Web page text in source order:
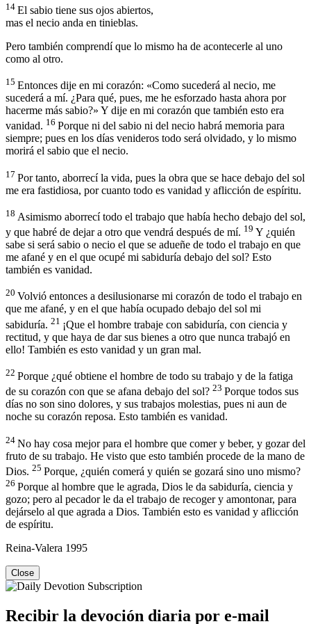
14 El sabio tiene sus ojos abiertos,
mas el necio anda en tinieblas.
Pero también comprendí que lo mismo ha de acontecerle al uno
como al otro.
15 Entonces dije en mi corazón: «Como sucederá al necio, me
sucederá a mí. ¿Para qué, pues, me he esforzado hasta ahora por
hacerme más sabio?» Y dije en mi corazón que también esto era
vanidad. 16 Porque ni del sabio ni del necio habrá memoria para
siempre; pues en los días venideros todo será olvidado, y lo mismo
morirá el sabio que el necio.
17 Por tanto, aborrecí la vida, pues la obra que se hace debajo del sol
me era fastidiosa, por cuanto todo es vanidad y aflicción de espíritu.
18 Asimismo aborrecí todo el trabajo que había hecho debajo del sol,
y que habré de dejar a otro que vendrá después de mí. 19 Y ¿quién
sabe si será sabio o necio el que se adueñe de todo el trabajo en que
me afané y en el que ocupé mi sabiduría debajo del sol? Esto
también es vanidad.
20 Volvió entonces a desilusionarse mi corazón de todo el trabajo en
que me afané, y en el que había ocupado debajo del sol mi
sabiduría. 21 ¡Que el hombre trabaje con sabiduría, con ciencia y
rectitud, y que haya de dar sus bienes a otro que nunca trabajó en
ello! También es esto vanidad y un gran mal.
22 Porque ¿qué obtiene el hombre de todo su trabajo y de la fatiga
de su corazón con que se afana debajo del sol? 23 Porque todos sus
días no son sino dolores, y sus trabajos molestias, pues ni aun de
noche su corazón reposa. Esto también es vanidad.
24 No hay cosa mejor para el hombre que comer y beber, y gozar del
fruto de su trabajo. He visto que esto también procede de la mano de
Dios. 25 Porque, ¿quién comerá y quién se gozará sino uno mismo?
26 Porque al hombre que le agrada, Dios le da sabiduría, ciencia y
gozo; pero al pecador le da el trabajo de recoger y amontonar, para
dejárselo al que agrada a Dios. También esto es vanidad y aflicción
de espíritu.
Reina-Valera 1995
Close
Recibir la devoción diaria por e-mail